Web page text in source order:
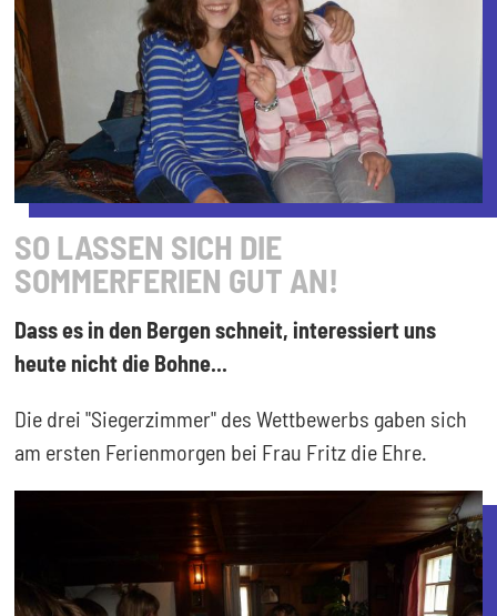
SO LASSEN SICH DIE
SOMMERFERIEN GUT AN!
Dass es in den Bergen schneit, interessiert uns
heute nicht die Bohne...
Die drei "Siegerzimmer" des Wettbewerbs gaben sich
am ersten Ferienmorgen bei Frau Fritz die Ehre.